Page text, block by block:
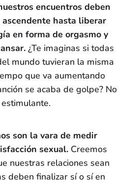
encuentros deben
hasta liberar
en forma de orgasmo y
¿Te imaginas si todas
mundo tuvieran la misma
que va aumentando
se acaba de golpe? No
son la vara de medir
sexual.Creemos
nuestras relaciones sean
deben finalizar sí o sí en